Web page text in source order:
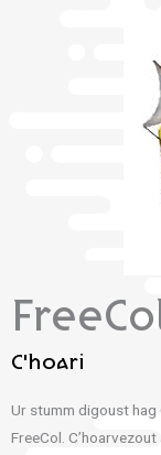
C'hoari
Ur stumm digoust hag
FreeCol.